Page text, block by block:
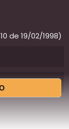
de 19/02/1998)